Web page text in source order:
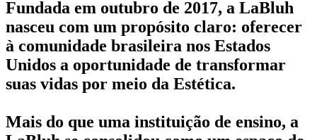
Fundada em outubro de 2017, a LaBluh
nasceu com um propósito claro: oferecer
à comunidade brasileira nos Estados
Unidos a oportunidade de transformar
suas vidas por meio da Estética.
Mais do que uma instituição de ensino, a